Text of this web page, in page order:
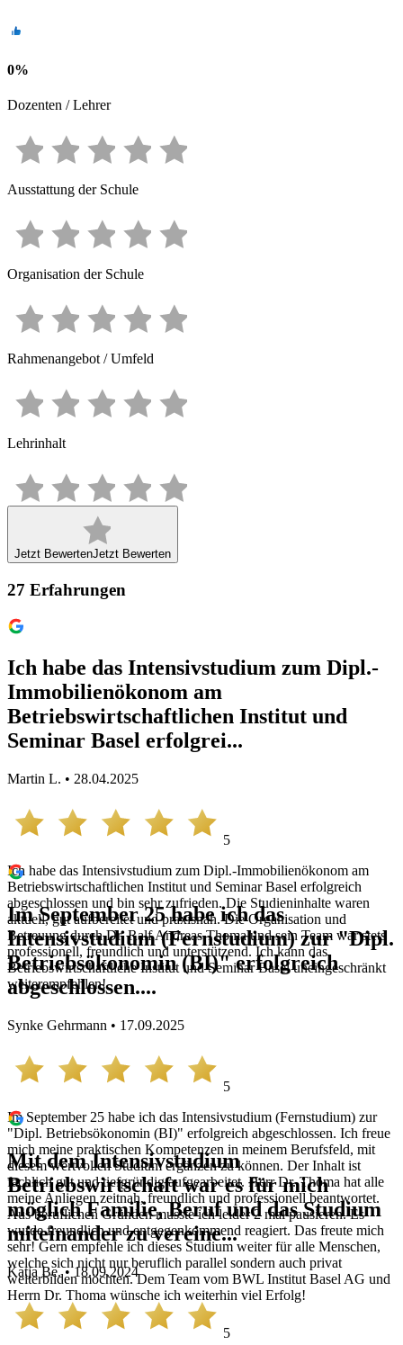
0%
Dozenten / Lehrer
Ausstattung der Schule
Organisation der Schule
Rahmenangebot / Umfeld
Lehrinhalt
Jetzt BewertenJetzt Bewerten
27 Erfahrungen
Ich habe das Intensivstudium zum Dipl.-
Immobilienökonom am
Betriebswirtschaftlichen Institut und
Seminar Basel erfolgrei...
Martin L. • 28.04.2025
5
Ich habe das Intensivstudium zum Dipl.-Immobilienökonom am
Betriebswirtschaftlichen Institut und Seminar Basel erfolgreich
abgeschlossen und bin sehr zufrieden. Die Studieninhalte waren
aktuell, gut aufbereitet und praxisnah. Die Organisation und
Betreuung durch Dr. Ralf Andreas Thoma und sein Team war stets
professionell, freundlich und unterstützend. Ich kann das
Betriebswirtschaftliche Institut und Seminar Basel uneingeschränkt
weiterempfehlen!
Im September 25 habe ich das
Intensivstudium (Fernstudium) zur "Dipl.
Betriebsökonomin (BI)" erfolgreich
abgeschlossen....
Synke Gehrmann • 17.09.2025
5
Im September 25 habe ich das Intensivstudium (Fernstudium) zur
"Dipl. Betriebsökonomin (BI)" erfolgreich abgeschlossen. Ich freue
mich meine praktischen Kompetenzen in meinem Berufsfeld, mit
diesem wertvollen Studium ergänzen zu können. Der Inhalt ist
fachlich gut und tiefgründig aufgearbeitet. Herr Dr. Thoma hat alle
meine Anliegen zeitnah, freundlich und professionell beantwortet.
Aus beruflichen Gründen musste ich leider 2 mal pausieren. Es
wurde freundlich und entgegenkommend reagiert. Das freute mich
sehr! Gern empfehle ich dieses Studium weiter für alle Menschen,
welche sich nicht nur beruflich parallel sondern auch privat
weiterbilden möchten. Dem Team vom BWL Institut Basel AG und
Herrn Dr. Thoma wünsche ich weiterhin viel Erfolg!
Mit dem Intensivstudium
Betriebswirtschaft war es für mich
möglich Familie, Beruf und das Studium
miteinander zu vereine...
Katja Be. • 18.09.2024
5